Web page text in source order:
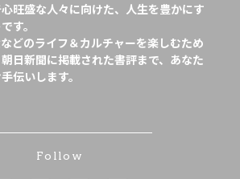
旺盛な人々に向けた、人生を豊かにす
す。
どのライフ＆カルチャーを楽しむため
日新聞に掲載された書評まで、あなた
伝いします。
Follow